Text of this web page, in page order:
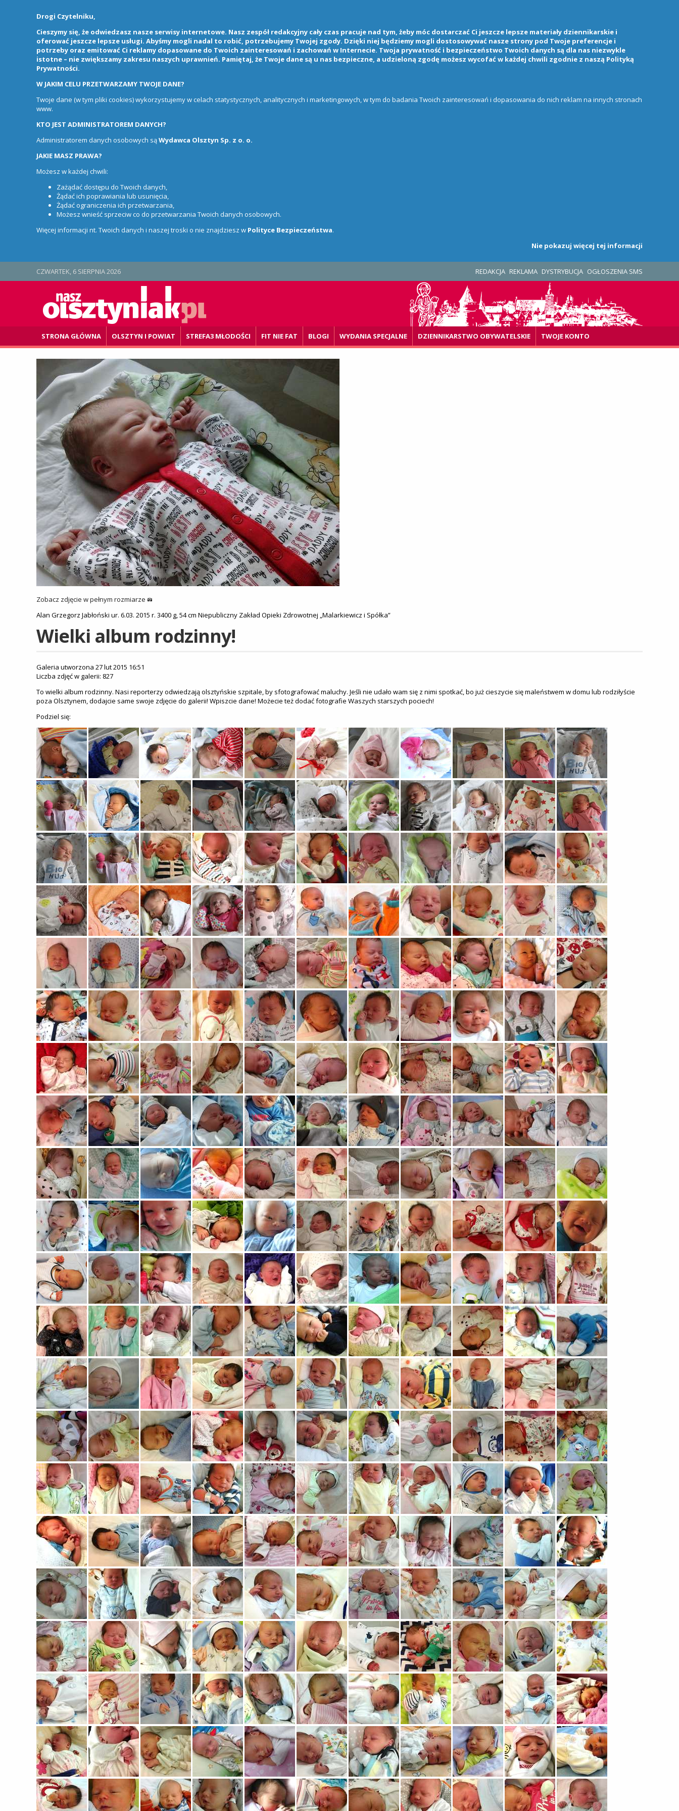
Drogi Czytelniku,
Cieszymy się, że odwiedzasz nasze serwisy internetowe. Nasz zespół redakcyjny cały czas pracuje nad tym, żeby móc dostarczać Ci jeszcze lepsze materiały dziennikarskie i
oferować jeszcze lepsze usługi. Abyśmy mogli nadal to robić, potrzebujemy Twojej zgody. Dzięki niej będziemy mogli dostosowywać nasze strony pod Twoje preferencje i
potrzeby oraz emitować Ci reklamy dopasowane do Twoich zainteresowań i zachowań w Internecie. Twoja prywatność i bezpieczeństwo Twoich danych są dla nas niezwykle
istotne – nie zwiększamy zakresu naszych uprawnień. Pamiętaj, że Twoje dane są u nas bezpieczne, a udzieloną zgodę możesz wycofać w każdej chwili zgodnie z naszą Polityką
Prywatności.
W JAKIM CELU PRZETWARZAMY TWOJE DANE?
Twoje dane (w tym pliki cookies) wykorzystujemy w celach statystycznych, analitycznych i marketingowych, w tym do badania Twoich zainteresowań i dopasowania do nich reklam na innych stronach
www.
KTO JEST ADMINISTRATOREM DANYCH?
Administratorem danych osobowych sąWydawca Olsztyn Sp. z o. o.
JAKIE MASZ PRAWA?
Możesz w każdej chwili:
Zażądać dostępu do Twoich danych,
Żądać ich poprawiania lub usunięcia,
Żądać ograniczenia ich przetwarzania,
Możesz wnieść sprzeciw co do przetwarzania Twoich danych osobowych.
Więcej informacji nt. Twoich danych i naszej troski o nie znajdziesz w Polityce Bezpieczeństwa.
Nie pokazuj więcej tej informacji
REDAKCJA REKLAMA DYSTRYBUCJA OGŁOSZENIA SMS
CZWARTEK, 6 SIERPNIA 2026
STRONA GŁÓWNA OLSZTYN I POWIAT STREFA3 MŁODOŚCI FIT NIE FAT BLOGI WYDANIA SPECJALNE DZIENNIKARSTWO OBYWATELSKIE TWOJE KONTO
Zobacz zdjęcie w pełnym rozmiarze
Alan Grzegorz Jabłoński ur. 6.03. 2015 r. 3400 g, 54 cm Niepubliczny Zakład Opieki Zdrowotnej „Malarkiewicz i Spółka”
Wielki album rodzinny!
Galeria utworzona 27 lut 2015 16:51
Liczba zdjęć w galerii: 827
To wielki album rodzinny. Nasi reporterzy odwiedzają olsztyńskie szpitale, by sfotografować maluchy. Jeśli nie udało wam się z nimi spotkać, bo już cieszycie się maleństwem w domu lub rodziłyście
poza Olsztynem, dodajcie same swoje zdjęcie do galerii! Wpiszcie dane! Możecie też dodać fotografie Waszych starszych pociech!
Podziel się: